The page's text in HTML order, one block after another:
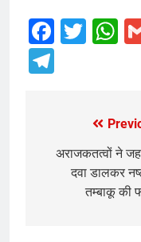
navigation
अराजकतत्वों ने
दवा डालकर
तम्बाकू की